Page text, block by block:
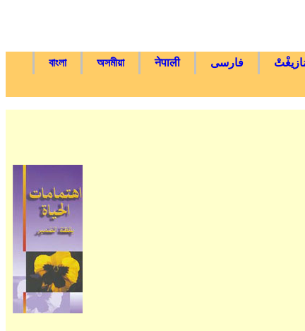
فارسی नेपाली
অসমীয়া
বাংলা